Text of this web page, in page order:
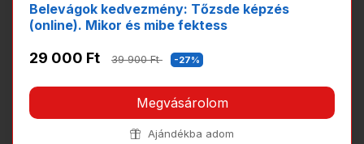
Belevágok kedvezmény: Tőzsde képzés
(online). Mikor és mibe fektess
29 000 Ft 39 900 Ft -27%
Megvásárolom
Ajándékba adom